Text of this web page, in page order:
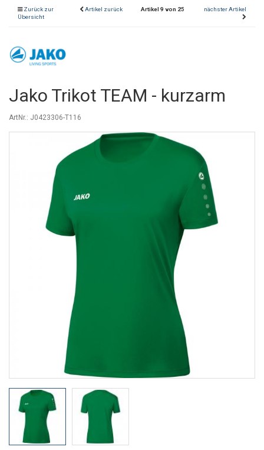
Zurück zur
Übersicht
Artikel zurück Artikel 9 von 25 nächster Artikel
Jako Trikot TEAM - kurzarm
ArtNr.: J0423306-T116